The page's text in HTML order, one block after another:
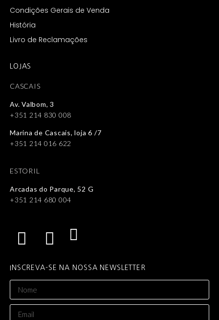
Condições Gerais de Venda
História
Livro de Reclamações
LOJAS
CASCAIS
Av. Valbom, 3
+351 214 830 008
Marina de Cascais, loja 6 /7
+351 214 016 622
ESTORIL
Arcadas do Parque, 52 G
+351 214 680 004
INSCREVA-SE NA NOSSA NEWSLETTER